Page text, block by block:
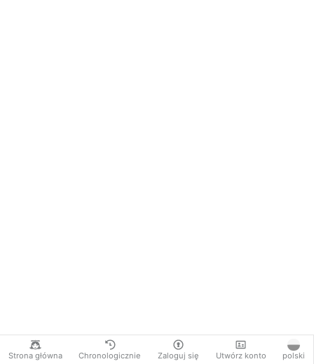
Strona główna Chronologicznie Zaloguj się Utwórz konto polski